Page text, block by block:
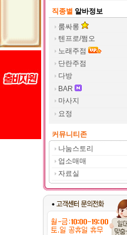
직종별 알바정보
룸싸롱
텐프로/쩜오
노래주점
단란주점
다방
BAR
마사지
요정
커뮤니티존
나눔스토리
업소매매
자료실